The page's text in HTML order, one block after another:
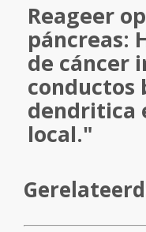
Reageer
páncreas:
de cáncer
conductos
dendritica
local."